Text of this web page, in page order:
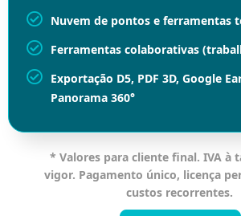
Nuvem de pontos e ferramentas
Ferramentas colaborativas
Exportação D5, PDF 3D, Google
Panorama 360°
* Valores para cliente final. IVA à
vigor. Pagamento único, licença
custos recorrentes.